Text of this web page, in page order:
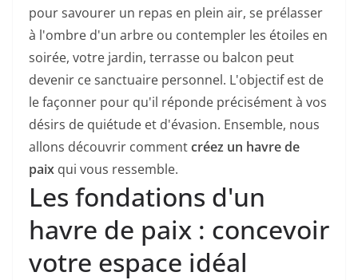
pour savourer un repas en plein air, se prélasser
à l'ombre d'un arbre ou contempler les étoiles en
soirée, votre jardin, terrasse ou balcon peut
devenir ce sanctuaire personnel. L'objectif est de
le façonner pour qu'il réponde précisément à vos
désirs de quiétude et d'évasion. Ensemble, nous
allons découvrir commentcréez un havre de
paix qui vous ressemble.
Les fondations d'un
havre de paix : concevoir
votre espace idéal